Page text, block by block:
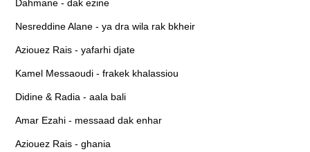
Dahmane - dak ezine
Nesreddine Alane - ya dra wila rak bkheir
Aziouez Rais - yafarhi djate
Kamel Messaoudi - frakek khalassiou
Didine & Radia - aala bali
Amar Ezahi - messaad dak enhar
Aziouez Rais - ghania